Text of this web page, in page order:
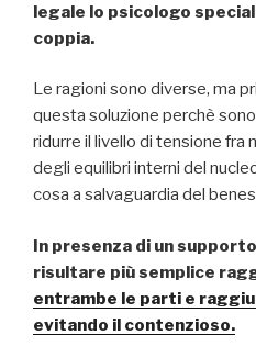
legale lo psicologo
coppia.
Le ragioni sono diverse, ma
questa soluzione perchè
ridurre il livello di tensione fra
degli equilibri interni del
cosa a salvaguardia del
In presenza di un
risultare più semplice
entrambe le parti e
evitando il contenzioso.